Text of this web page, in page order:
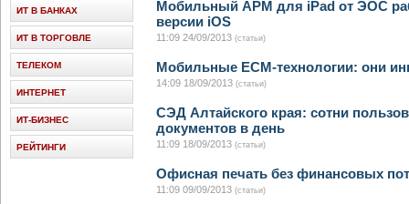
Мобильный АРМ для iPad от ЭОС
версии iOS
11:09 24/09/2013 (статьи)
Мобильные ECM-технологии: они
14:09 18/09/2013 (статьи)
СЭД Алтайского края: сотни
документов в день
11:09 18/09/2013 (статьи)
Офисная печать без финансовых
11:09 09/09/2013 (статьи)
ИТ В БАНКАХ
ИТ В ТОРГОВЛЕ
ТЕЛЕКОМ
ИНТЕРНЕТ
ИТ-БИЗНЕС
РЕЙТИНГИ